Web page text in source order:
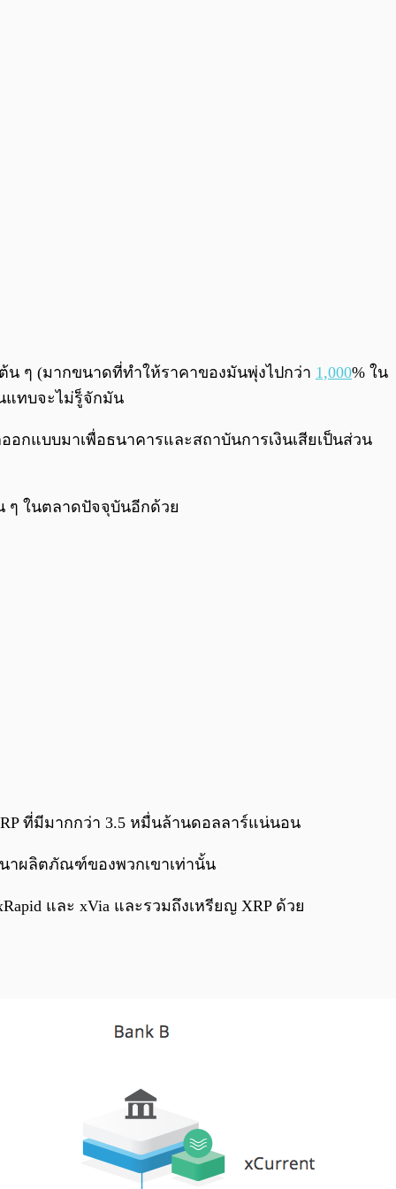
0:00 / 0:00
น ๆ (มากขนาดที่ทำให้ราคาของมันพุ่งไปกว่า 1,000% ใน
แทบจะไม่รู็จักมัน
กแบบมาเพื่อธนาคารและสถาบันการเงินเสียเป็นส่วน
ๆ ในตลาดปัจจุบันอีกด้วย
ที่มีมากกว่า 3.5 หมื่นล้านดอลลาร์แน่นอน
าผลิตภัณฑ์ของพวกเขาเท่านั้น
และ xVia และรวมถึงเหรียญ XRP ด้วย